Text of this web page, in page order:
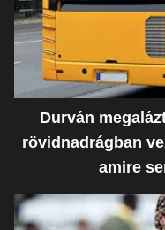
Durván
rövidnadrágban
amire